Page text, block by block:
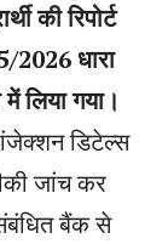
की रिपोर्ट
2026 धारा
लिया गया।
डिटेल्स
जांच कर
बैंक से